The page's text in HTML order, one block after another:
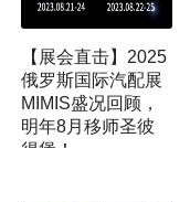
【展会直击】2025
俄罗斯国际汽配展
MIMIS盛况回顾，
明年8月移师圣彼
得堡！